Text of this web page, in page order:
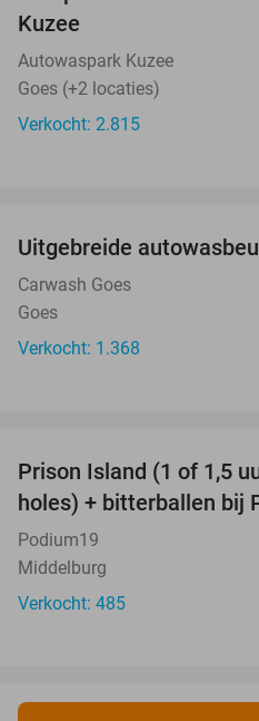
Kuzee
Autowaspark Kuzee
Goes (+2 locaties)
Verkocht: 2.815
Uitgebreide
Carwash Goes
Goes
Verkocht: 1.368
Prison Island (1 of 1,5
holes) + bitterballen bij
Podium19
Middelburg
Verkocht: 485